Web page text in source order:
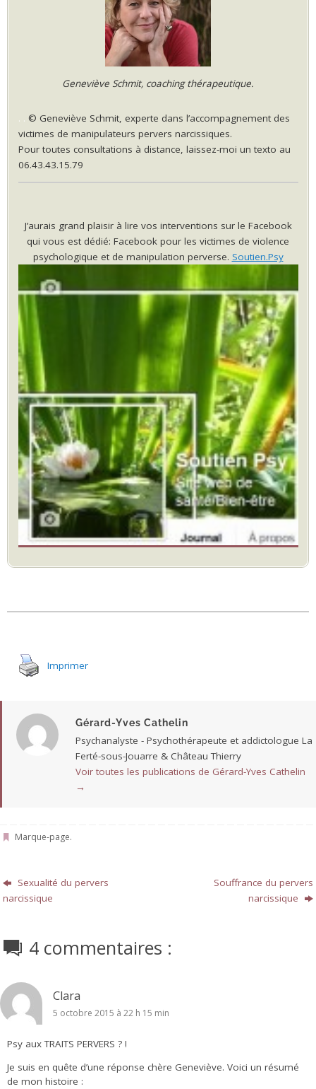
Geneviève Schmit, coaching thérapeutique.
. . © Geneviève Schmit, experte dans l’accompagnement des
victimes de manipulateurs pervers narcissiques.
Pour toutes consultations à distance, laissez-moi un texto au
06.43.43.15.79
J’aurais grand plaisir à lire vos interventions sur le Facebook
qui vous est dédié: Facebook pour les victimes de violence
psychologique et de manipulation perverse. Soutien.Psy
Imprimer
Gérard-Yves Cathelin
Psychanalyste - Psychothérapeute et addictologue La
Ferté-sous-Jouarre & Château Thierry
Voir toutes les publications de Gérard-Yves Cathelin
→
Marque-page.
Sexualité du pervers
narcissique
Souffrance du pervers
narcissique
4 commentaires :
Clara
5 octobre 2015 à 22 h 15 min
Psy aux TRAITS PERVERS ? !
Je suis en quête d’une réponse chère Geneviève. Voici un résumé
de mon histoire :